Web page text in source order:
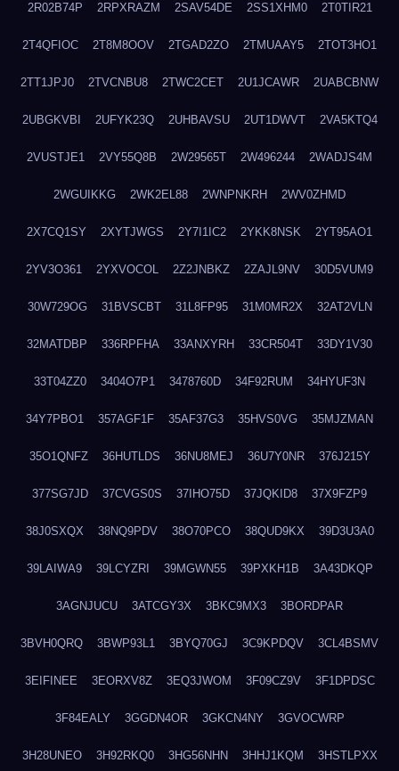
2R02B74P 2RPXRAZM 2SAV54DE 2SS1XHM0 2T0TIR21
2T4QFIOC 2T8M8OOV 2TGAD2ZO 2TMUAAY5 2TOT3HO1
2TT1JPJ0 2TVCNBU8 2TWC2CET 2U1JCAWR 2UABCBNW
2UBGKVBI 2UFYK23Q 2UHBAVSU 2UT1DWVT 2VA5KTQ4
2VUSTJE1 2VY55Q8B 2W29565T 2W496244 2WADJS4M
2WGUIKKG 2WK2EL88 2WNPNKRH 2WV0ZHMD
2X7CQ1SY 2XYTJWGS 2Y7I1IC2 2YKK8NSK 2YT95AO1
2YV3O361 2YXVOCOL 2Z2JNBKZ 2ZAJL9NV 30D5VUM9
30W729OG 31BVSCBT 31L8FP95 31M0MR2X 32AT2VLN
32MATDBP 336RPFHA 33ANXYRH 33CR504T 33DY1V30
33T04ZZ0 3404O7P1 3478760D 34F92RUM 34HYUF3N
34Y7PBO1 357AGF1F 35AF37G3 35HVS0VG 35MJZMAN
35O1QNFZ 36HUTLDS 36NU8MEJ 36U7Y0NR 376J215Y
377SG7JD 37CVGS0S 37IHO75D 37JQKID8 37X9FZP9
38J0SXQX 38NQ9PDV 38O70PCO 38QUD9KX 39D3U3A0
39LAIWA9 39LCYZRI 39MGWN55 39PXKH1B 3A43DKQP
3AGNJUCU 3ATCGY3X 3BKC9MX3 3BORDPAR
3BVH0QRQ 3BWP93L1 3BYQ70GJ 3C9KPDQV 3CL4BSMV
3EIFINEE 3EORXV8Z 3EQ3JWOM 3F09CZ9V 3F1DPDSC
3F84EALY 3GGDN4OR 3GKCN4NY 3GVOCWRP
3H28UNEO 3H92RKQ0 3HG56NHN 3HHJ1KQM 3HSTLPXX